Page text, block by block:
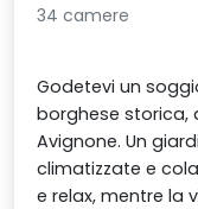
34 camere
Godetevi un
borghese storica,
Avignone. Un
climatizzate e
e relax, mentre la